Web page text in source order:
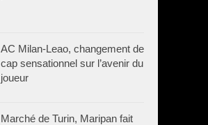
AC Milan-Leao, changement de
cap sensationnel sur l’avenir du
joueur
Marché de Turin, Maripan fait